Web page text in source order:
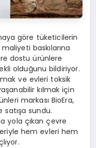
göre tüketicilerin
baskılarına
dostu ürünlere
olduğunu bildiriyor.
ve evleri toksik
kılmak için
markası BioEra,
satışa sundu.
yola çıkan çevre
hem evleri hem